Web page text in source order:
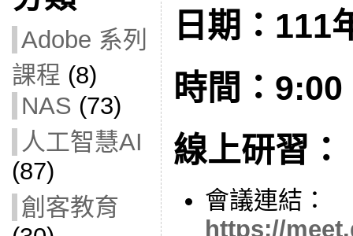
Adobe 系列
課程 (8)
NAS (73)
人工智慧AI
(87)
創客教育
日期：111
時間：
線上研習：
會議連結：
https://